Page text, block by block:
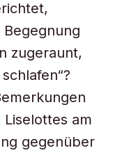
zugeraunt,
am
gegenüber